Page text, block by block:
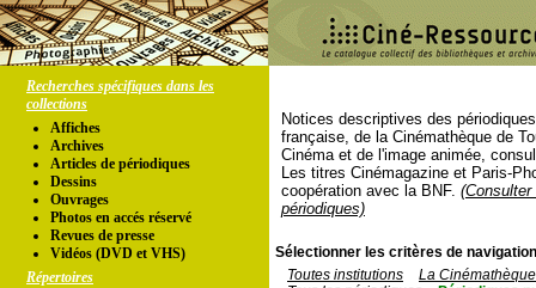
Recherches spécifiques dans les
collections
Affiches
Archives
Articles de périodiques
Dessins
Ouvrages
Photos en accés réservé
Revues de presse
Vidéos (DVD et VHS)
Répertoires
Notices descriptives des
française, de la Cinémathèque de
Cinéma et de l'image animée,
Les titres Cinémagazine et Paris-
coopération avec la BNF.
périodiques)
Sélectionner les critères de
Toutes institutions
La